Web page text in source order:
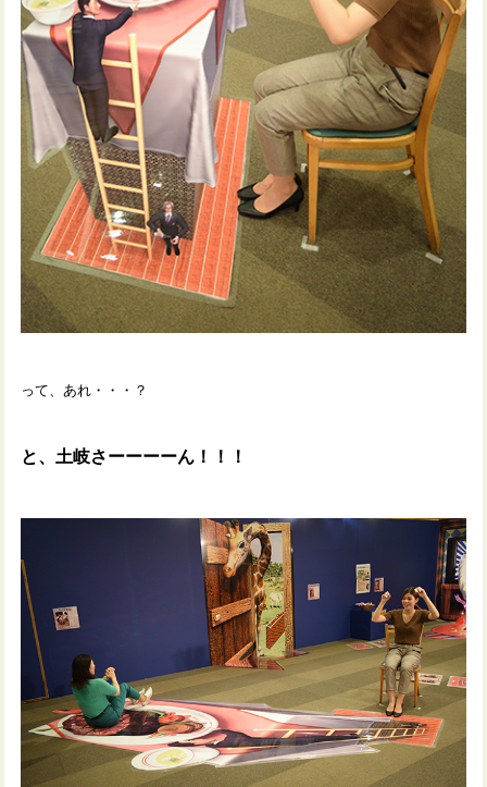
って、あれ・・・？
と、土岐さーーーーん！！！